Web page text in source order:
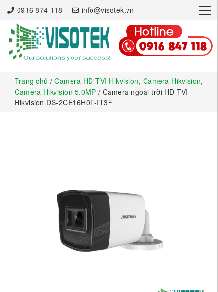
0916 874 118 info@visotek.vn ×
Trang chủ / Camera HD TVI Hikvision, Camera Hikvision,
Camera Hikvision 5.0MP / Camera ngoài trời HD TVI
Hikvision DS-2CE16H0T-IT3F